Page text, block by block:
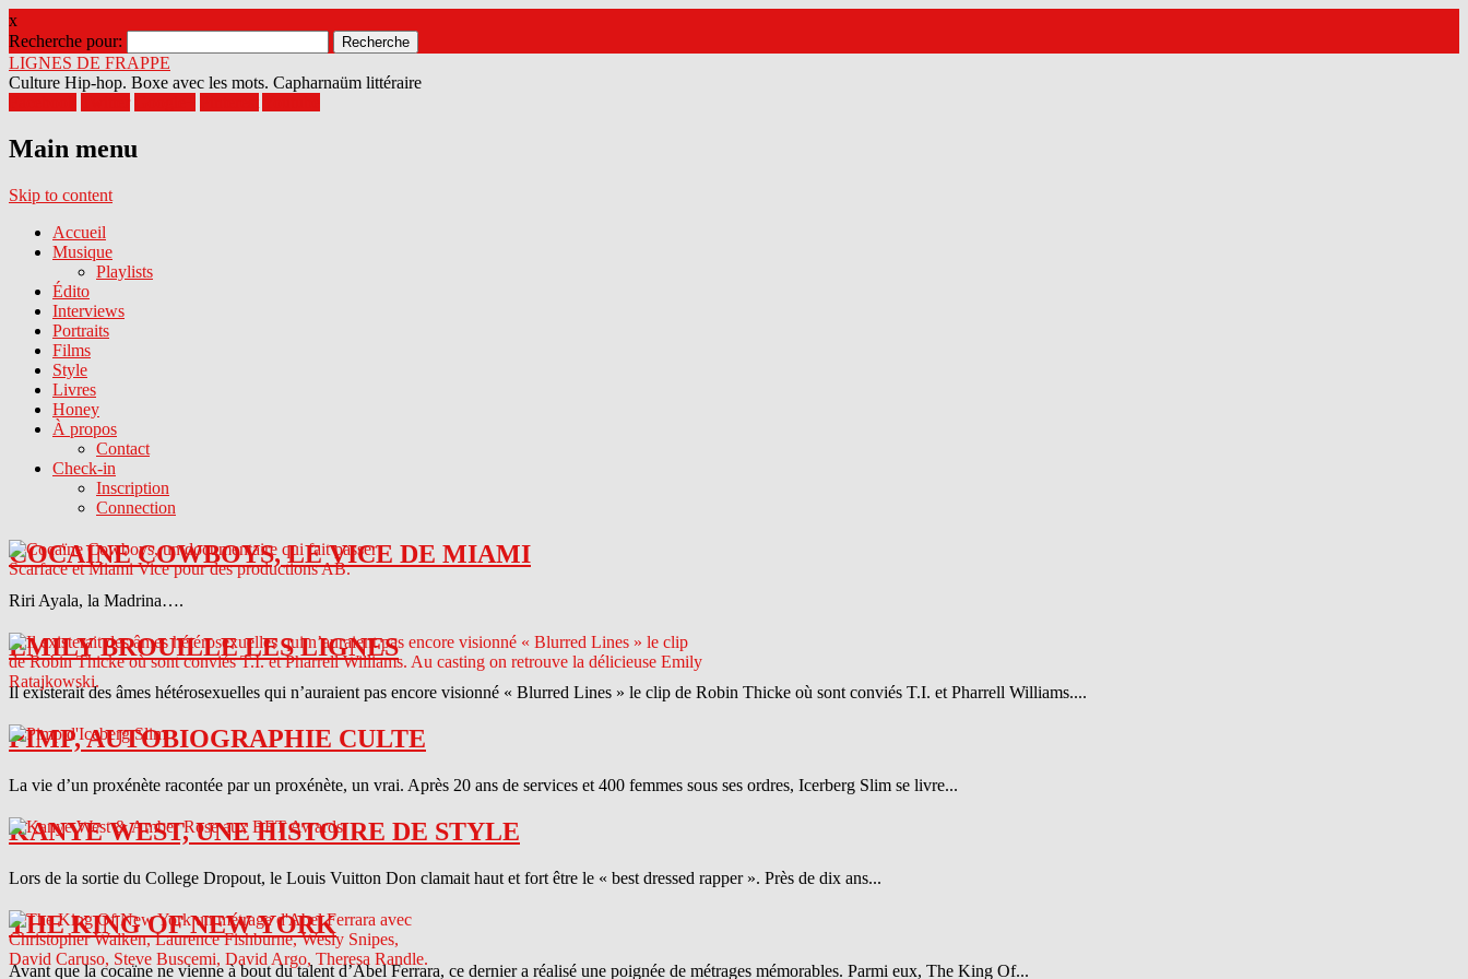
x
Recherche pour:
LIGNES DE FRAPPE
Culture Hip-hop. Boxe avec les mots. Capharnaüm littéraire
Main menu
Skip to content
Accueil
Musique
Playlists
Édito
Interviews
Portraits
Films
Style
Livres
Honey
À propos
Contact
Check-in
Inscription
Connection
COCAINE COWBOYS, LE VICE DE MIAMI
Riri Ayala, la Madrina….
EMILY BROUILLE LES LIGNES
Il existerait des âmes hétérosexuelles qui n’auraient pas encore visionné « Blurred Lines » le clip de Robin Thicke où sont conviés T.I. et Pharrell Williams....
PIMP, AUTOBIOGRAPHIE CULTE
La vie d’un proxénète racontée par un proxénète, un vrai. Après 20 ans de services et 400 femmes sous ses ordres, Icerberg Slim se livre...
KANYE WEST, UNE HISTOIRE DE STYLE
Lors de la sortie du College Dropout, le Louis Vuitton Don clamait haut et fort être le « best dressed rapper ». Près de dix ans...
THE KING OF NEW YORK
Avant que la cocaïne ne vienne à bout du talent d’Abel Ferrara, ce dernier a réalisé une poignée de métrages mémorables. Parmi eux, The King Of...